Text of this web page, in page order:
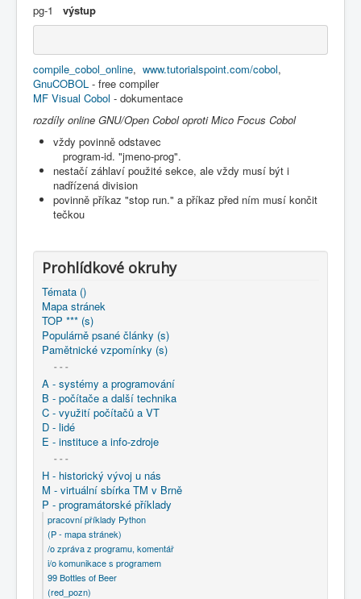
pg-1 výstup
compile_cobol_online, www.tutorialspoint.com/cobol,
GnuCOBOL - free compiler
MF Visual Cobol - dokumentace
rozdíly online GNU/Open Cobol oproti Mico Focus Cobol
vždy povinně odstavec
program-id. "jmeno-prog".
nestačí záhlaví použité sekce, ale vždy musí být i
nadřízená division
povinně příkaz "stop run." a příkaz před ním musí končit
tečkou
Prohlídkové okruhy
Témata ()
Mapa stránek
TOP *** (s)
Populárně psané články (s)
Pamětnické vzpomínky (s)
- - -
A - systémy a programování
B - počítače a další technika
C - využití počítačů a VT
D - lidé
E - instituce a info-zdroje
- - -
H - historický vývoj u nás
M - virtuální sbírka TM v Brně
P - programátorské příklady
pracovní příklady Python
(P - mapa stránek)
/o zpráva z programu, komentář
i/o komunikace s programem
99 Bottles of Beer
(red_pozn)